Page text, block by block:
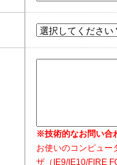
※技術的なお問い合
お使いのコンピュー
ザ（IE9/IE10/FIRE